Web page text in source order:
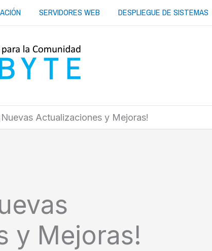
SERVIDORES WEB DESPLIEGUE DE SISTEMAS
Actualizaciones y Mejoras!
y Mejoras!